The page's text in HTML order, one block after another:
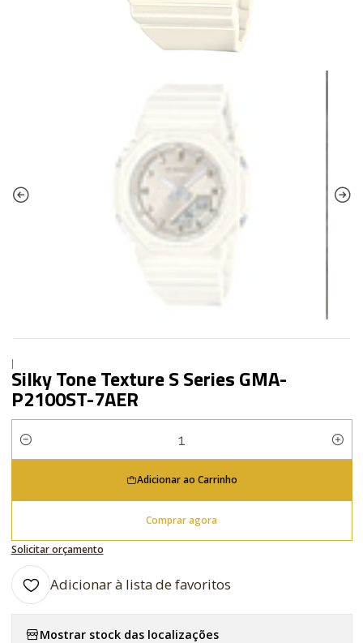
|
Silky Tone Texture S Series GMA-
P2100ST-7AER
Quantidade
Adicionar ao Carrinho
Comprar agora
Solicitar orçamento
Adicionar à lista de favoritos
Mostrar stock das localizações